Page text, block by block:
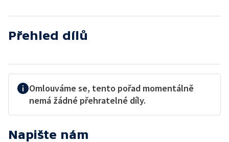
Přehled dílů
Omlouváme se, tento pořad momentálně
nemá žádné přehratelné díly.
Napište nám